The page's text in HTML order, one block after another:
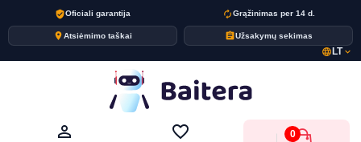
verified_userOficiali garantija autorenewGrąžinimas per 14 d.
placeAtsiėmimo taškai assignmentUžsakymų sekimas
language LTexpand_more
person_outline favorite_border 0